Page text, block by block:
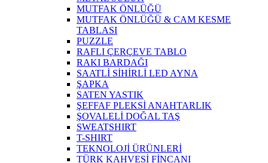
MUTFAK ÖNLÜĞÜ
MUTFAK ÖNLÜĞÜ & CAM KESME
TABLASI
PUZZLE
RAFLI ÇERÇEVE TABLO
RAKI BARDAĞI
SAATLİ SİHİRLİ LED AYNA
ŞAPKA
SATEN YASTIK
ŞEFFAF PLEKSİ ANAHTARLIK
ŞOVALELİ DOĞAL TAŞ
SWEATSHIRT
T-SHIRT
TEKNOLOJİ ÜRÜNLERİ
TÜRK KAHVESİ FİNCANI